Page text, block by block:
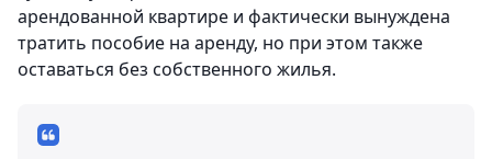
арендованной квартире и фактически вынуждена
тратить пособие на аренду, но при этом также
оставаться без собственного жилья.